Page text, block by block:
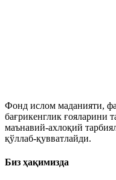
Фонд ислом маданияти,
бағрикенглик ғояларини
маънавий-ахлоқий
қўллаб-қувватлайди.
Биз ҳақимизда